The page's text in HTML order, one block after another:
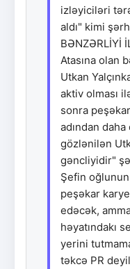
izləyiciləri
aldı" kimi
BƏNZƏRLİYİ
Atasına olan
Utkan
aktiv olması
sonra
adından
gözlənilən
gəncliyidir"
Şefin
peşəkar
edəcək,
həyatındakı
yerini
təkcə PR